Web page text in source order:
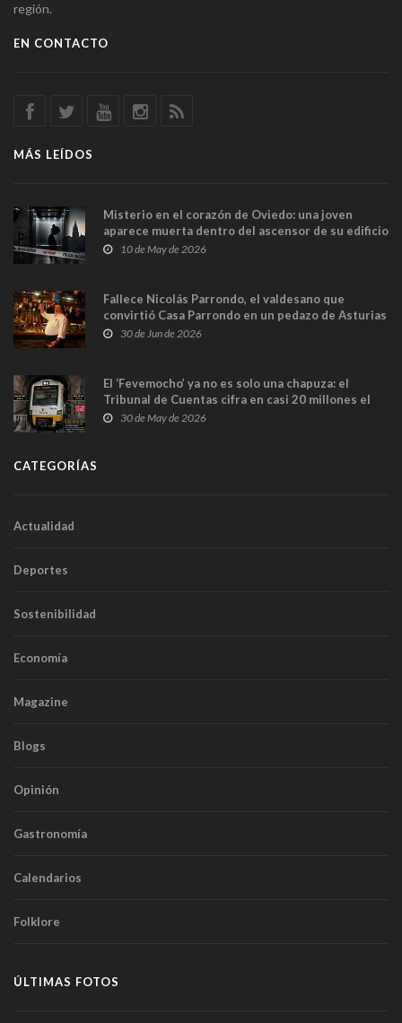
región.
EN CONTACTO
MÁS LEÍDOS
Misterio en el corazón de Oviedo: una joven
aparece muerta dentro del ascensor de su edificio
y las cámaras captan sus últimos minutos
10 de May de 2026
Fallece Nicolás Parrondo, el valdesano que
convirtió Casa Parrondo en un pedazo de Asturias
en Madrid
30 de Jun de 2026
El ‘Fevemocho’ ya no es solo una chapuza: el
Tribunal de Cuentas cifra en casi 20 millones el
sobrecoste de los trenes que no cabían por los
30 de May de 2026
CATEGORÍAS
Actualidad
Deportes
Sostenibilidad
Economía
Magazine
Blogs
Opinión
Gastronomía
Calendarios
Folklore
ÚLTIMAS FOTOS